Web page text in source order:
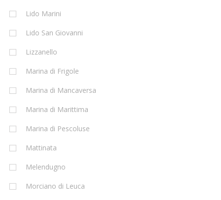
Lido Marini
Lido San Giovanni
Lizzanello
Marina di Frigole
Marina di Mancaversa
Marina di Marittima
Marina di Pescoluse
Mattinata
Melendugno
Morciano di Leuca